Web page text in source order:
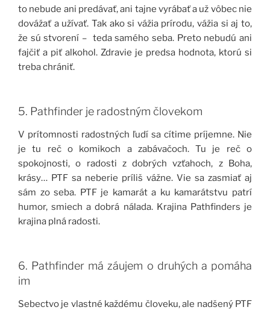
to nebude ani predávať, ani tajne vyrábať a už vôbec nie
dovážať a užívať. Tak ako si vážia prírodu, vážia si aj to,
že sú stvorení – teda samého seba. Preto nebudú ani
fajčiť a piť alkohol. Zdravie je predsa hodnota, ktorú si
treba chrániť.
5. Pathfinder je radostným človekom
V prítomnosti radostných ľudí sa cítime príjemne. Nie
je tu reč o komikoch a zabávačoch. Tu je reč o
spokojnosti, o radosti z dobrých vzťahoch, z Boha,
krásy… PTF sa neberie príliš vážne. Vie sa zasmiať aj
sám zo seba. PTF je kamarát a ku kamarátstvu patrí
humor, smiech a dobrá nálada. Krajina Pathfinders je
krajina plná radosti.
6. Pathfinder má záujem o druhých a pomáha
im
Sebectvo je vlastné každému človeku, ale nadšený PTF